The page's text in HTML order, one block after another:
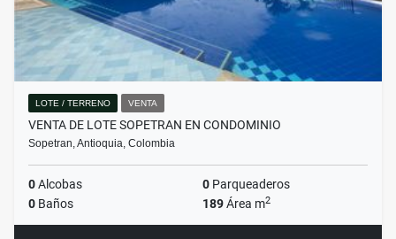
LOTE / TERRENO VENTA
VENTA DE LOTE SOPETRAN EN CONDOMINIO
Sopetran, Antioquia, Colombia
0Alcobas 0 Parqueaderos
0 Baños 189Área m2